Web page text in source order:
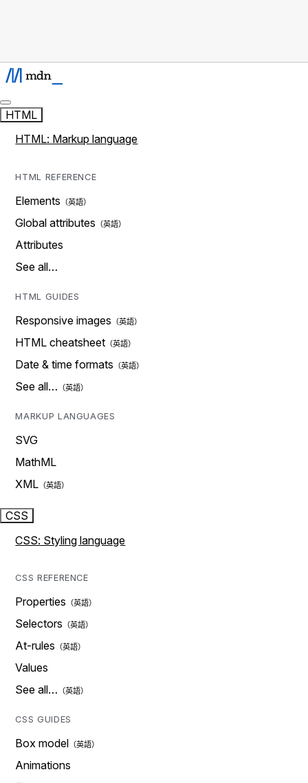
HTML
HTML: Markup language
HTML REFERENCE
Elements
Global attributes
Attributes
See all…
HTML GUIDES
Responsive images
HTML cheatsheet
Date & time formats
See all…
MARKUP LANGUAGES
SVG
MathML
XML
CSS
CSS: Styling language
CSS REFERENCE
Properties
Selectors
At-rules
Values
See all…
CSS GUIDES
Box model
Animations